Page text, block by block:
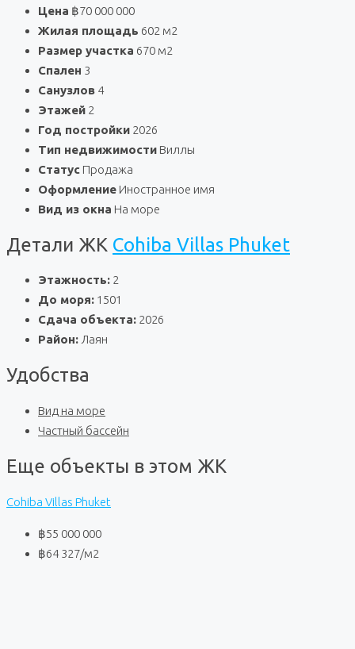
Цена ฿70 000 000
Жилая площадь 602 м2
Размер участка 670 м2
Спален 3
Санузлов 4
Этажей 2
Год постройки 2026
Тип недвижимости Виллы
Статус Продажа
Оформление Иностранное имя
Вид из окна На море
Детали ЖК Cohiba Villas Phuket
Этажность: 2
До моря: 1501
Сдача объекта: 2026
Район:Лаян
Удобства
Вид на море
Частный бассейн
Еще объекты в этом ЖК
Cohiba Villas Phuket
฿55 000 000
฿64 327/м2